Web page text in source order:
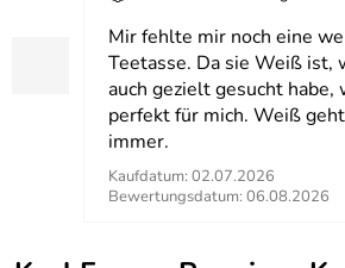
Mir fehlte mir noch eine
Teetasse. Da sie Weiß ist,
auch gezielt gesucht habe,
perfekt für mich. Weiß
immer.
Kaufdatum: 02.07.2026
Bewertungsdatum: 06.08.2026